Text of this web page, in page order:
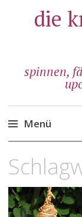
die
spinnen,
Menü
Inhalt